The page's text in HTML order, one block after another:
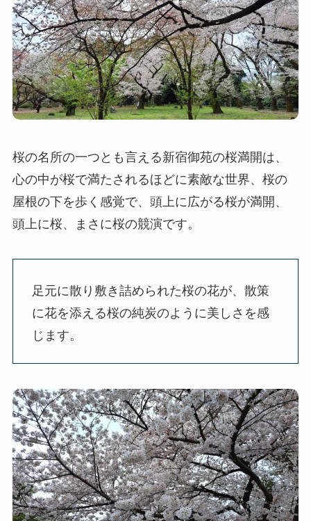
桜の名所の一つとも言える新宿御苑の桜満開は、
心の中が桜で満たされるほどに素敵な世界、桜の
屋根の下を歩く感覚で、頭上に広がる桜が満開、
頭上に桜、まさに桜の競演です。
足元に散り敷き詰められた桜の花が、散策
に花を添える桜の純炭のように美しさを感
じます。